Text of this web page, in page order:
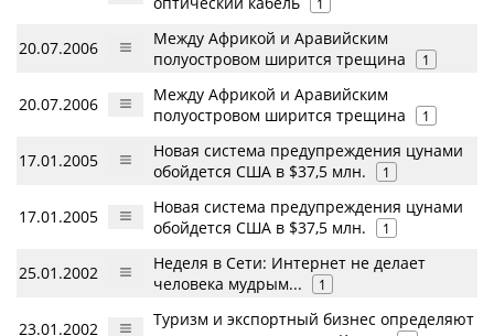
20.07.2006
Между Африкой и Аравийским
полуостровом ширится трещина
1
20.07.2006
Между Африкой и Аравийским
полуостровом ширится трещина
1
17.01.2005
Новая система предупреждения цунами
обойдется США в $37,5 млн.
1
17.01.2005
Новая система предупреждения цунами
обойдется США в $37,5 млн.
1
25.01.2002
Неделя в Сети: Интернет не делает
человека мудрым...
1
23.01.2002
Туризм и экспортный бизнес определяют